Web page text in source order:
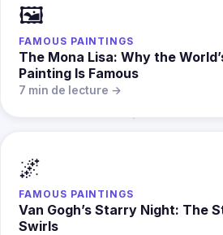
🖼️
FAMOUS PAINTINGS
The Mona Lisa: Why the
Painting Is Famous
7 min de lecture →
🌌
FAMOUS PAINTINGS
Van Gogh’s Starry Night: The
Swirls